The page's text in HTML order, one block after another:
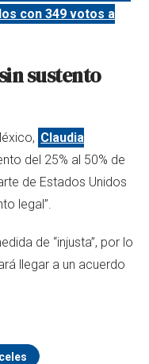
con 349 votos a
sustento
Claudia
del 25% al 50% de
de Estados Unidos
legal”.
de “injusta”, por lo
llegar a un acuerdo